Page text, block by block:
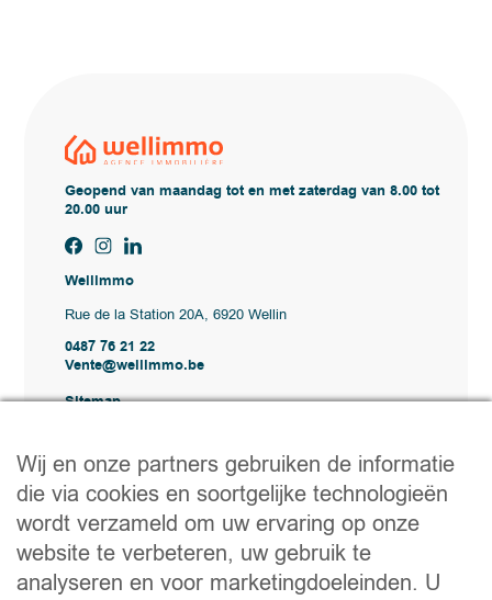
Geopend van maandag tot en met zaterdag van 8.00 tot
20.00 uur
Wellimmo
Rue de la Station 20A, 6920 Wellin
0487 76 21 22
Vente@wellimmo.be
Sitemap
Verkopen
Bureau
Nuttige links
Praktische tips voor verkopen of verhuren
Wij en onze partners gebruiken de informatie
die via cookies en soortgelijke technologieën
wordt verzameld om uw ervaring op onze
website te verbeteren, uw gebruik te
analyseren en voor marketingdoeleinden. U